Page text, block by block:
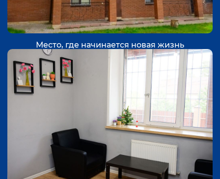
Место, где начинается новая жизнь